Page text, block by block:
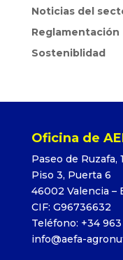
Noticias del
Reglamentación
Sosteniblidad
Oficina de
Paseo de Ruzafa,
Piso 3, Puerta 6
46002 Valencia –
CIF: G96736632
Teléfono: +34
info@aefa-